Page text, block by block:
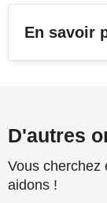
En savoir
D'autres
Vous cherchez
aidons !